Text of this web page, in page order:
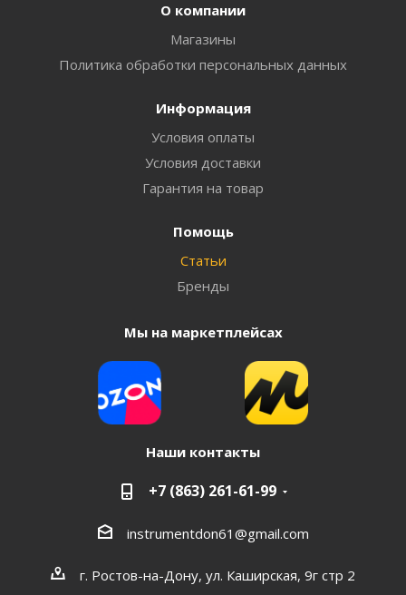
О компании
Магазины
Политика обработки персональных данных
Информация
Условия оплаты
Условия доставки
Гарантия на товар
Помощь
Статьи
Бренды
Мы на маркетплейсах
Наши контакты
+7 (863) 261-61-99
instrumentdon61@gmail.com
г. Ростов-на-Дону, ул. Каширская, 9г стр 2